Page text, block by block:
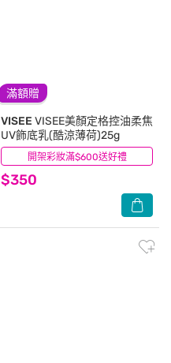
滿額贈
開架彩妝滿$600送好禮
VISEE VISEE美顏定格控油柔焦
UV飾底乳(酷涼薄荷)25g
$350
(0)